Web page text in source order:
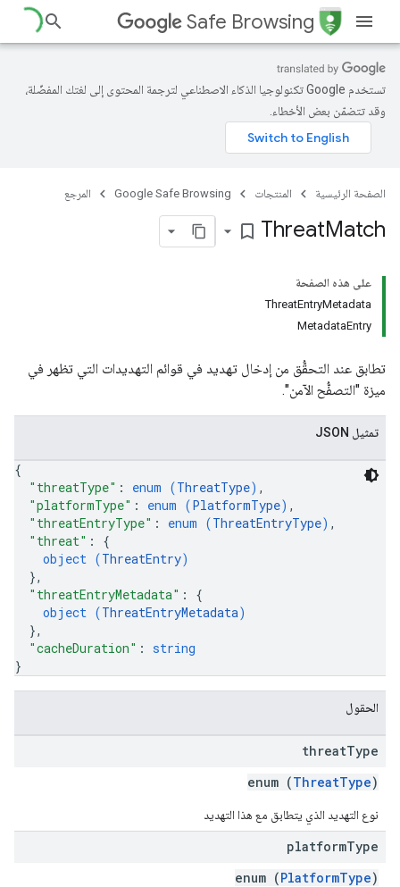
Safe Browsing
تستخدم Google تكنولوجيا الذكاء الاصطناعي لترجمة المحتوى إلى لغتك المفضّلة،
وقد تتضمّن بعض الأخطاء.
الصفحة الرئيسية المنتجات Google Safe Browsing المرجع
ThreatMatch
bookmark_border
على هذه الصفحة
ThreatEntryMetadata
MetadataEntry
تطابق عند التحقُّق من إدخال تهديد في قوائم التهديدات التي تظهر في
ميزة "التصفُّح الآمن".
تمثيل JSON
{
"threatType" : enum (ThreatType) ,
"platformType" : enum (PlatformType) ,
"threatEntryType" : enum (ThreatEntryType) ,
"threat" : {
object (ThreatEntry)
},
"threatEntryMetadata" : {
object (ThreatEntryMetadata)
},
"cacheDuration" : string
}
الحقول
threatType
enum (ThreatType)
نوع التهديد الذي يتطابق مع هذا التهديد
platformType
enum (PlatformType)